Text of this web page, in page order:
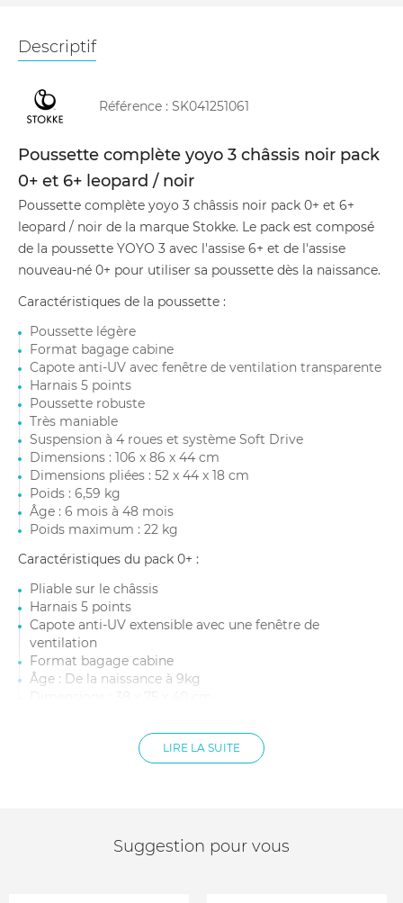
Descriptif
Référence : SK041251061
Poussette complète yoyo 3 châssis noir pack
0+ et 6+ leopard / noir
Poussette complète yoyo 3 châssis noir pack 0+ et 6+
leopard / noir de la marque Stokke. Le pack est composé
de la poussette YOYO 3 avec l'assise 6+ et de l'assise
nouveau-né 0+ pour utiliser sa poussette dès la naissance.
Caractéristiques de la poussette :
Poussette légère
Format bagage cabine
Capote anti-UV avec fenêtre de ventilation transparente
Harnais 5 points
Poussette robuste
Très maniable
Suspension à 4 roues et système Soft Drive
Dimensions : 106 x 86 x 44 cm
Dimensions pliées : 52 x 44 x 18 cm
Poids : 6,59 kg
Âge : 6 mois à 48 mois
Poids maximum : 22 kg
Caractéristiques du pack 0+ :
Pliable sur le châssis
Harnais 5 points
Capote anti-UV extensible avec une fenêtre de
ventilation
Format bagage cabine
Âge : De la naissance à 9kg
LIRE LA SUITE
Suggestion pour vous